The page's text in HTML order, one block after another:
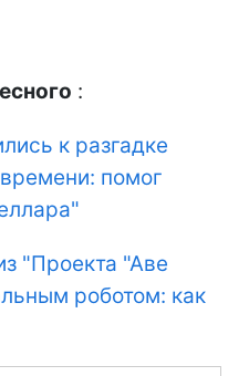
:
к разгадке
помог
"Проекта "Аве
роботом: как